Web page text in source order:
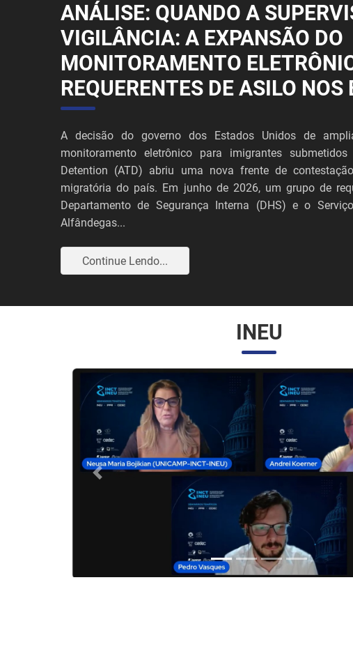
ANÁLISE: QUANDO A
VIGILÂNCIA: A EXPANSÃO DO
MONITORAMENTO
REQUERENTES DE ASILO
A decisão do governo dos Estados Unidos de
monitoramento eletrônico para imigrantes
Detention (ATD) abriu uma nova frente de
migratória do país. Em junho de 2026, um grupo de
Departamento de Segurança Interna (DHS) e o
Alfândegas...
Continue Lendo...
INEU
Anterior